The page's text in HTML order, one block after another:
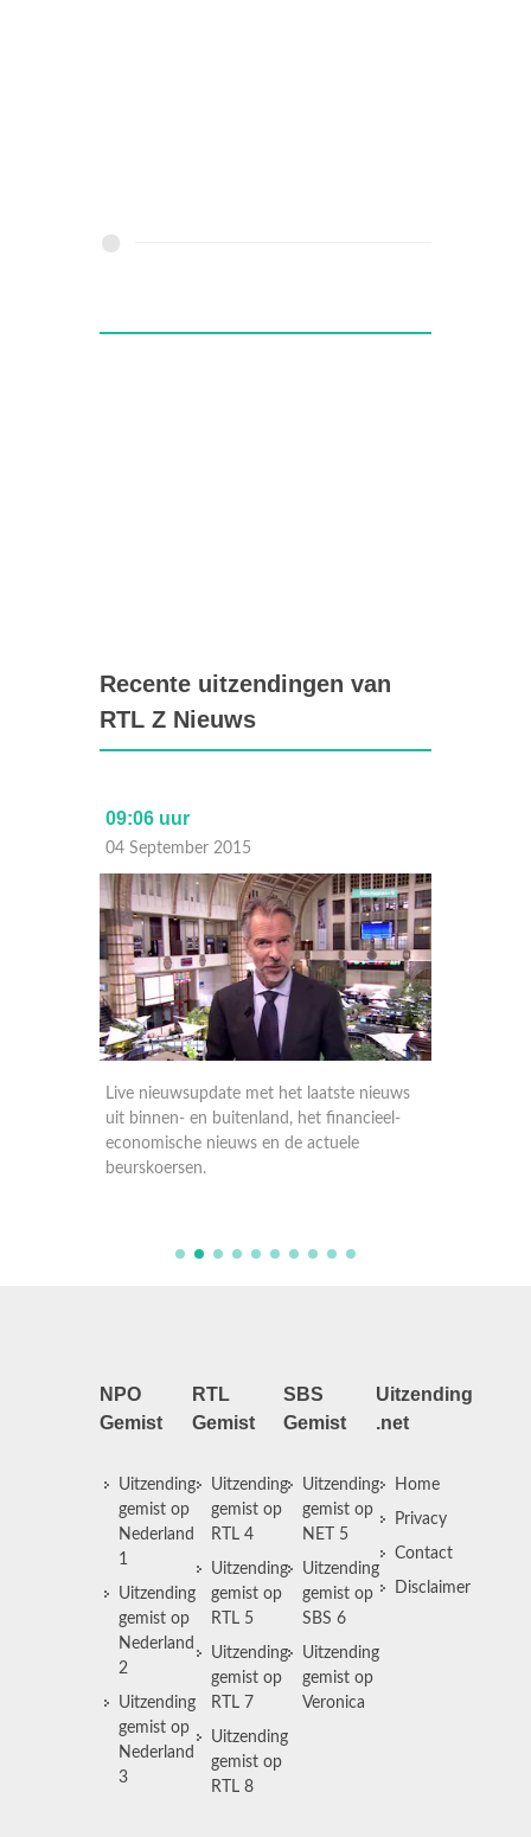
Recente uitzendingen van
RTL Z Nieuws
09:06 uur
04 September 2015
Live nieuwsupdate met het laatste nieuws
uit binnen- en buitenland, het financieel-
economische nieuws en de actuele
beurskoersen.
NPO
Gemist
Uitzending
gemist op
Nederland
1
Uitzending
gemist op
Nederland
2
Uitzending
gemist op
Nederland
3
RTL
Gemist
Uitzending
gemist op
RTL 4
Uitzending
gemist op
RTL 5
Uitzending
gemist op
RTL 7
Uitzending
gemist op
RTL 8
SBS
Gemist
Uitzending
gemist op
NET 5
Uitzending
gemist op
SBS 6
Uitzending
gemist op
Veronica
Uitzending
.net
Home
Privacy
Contact
Disclaimer